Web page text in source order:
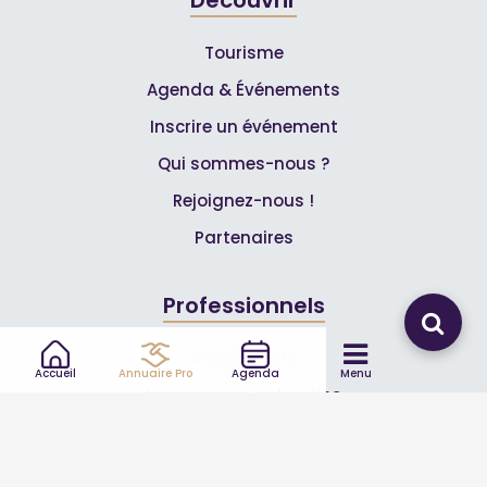
Accueil Annuaire Pro Agenda Menu
Tourisme
Agenda & Événements
Inscrire un événement
Qui sommes-nous ?
Rejoignez-nous !
Partenaires
Professionnels
Annuaire pro
Inscrire mon entreprise